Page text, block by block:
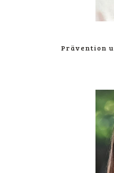
Prä­ven­ti­on